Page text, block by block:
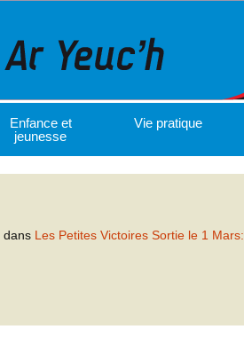
Enfance et
jeunesse
Vie pratique
dans Les Petites Victoires Sortie le 1 Mars: